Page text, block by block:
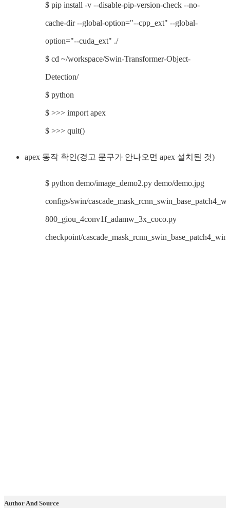
$ pip install -v --disable-pip-version-check --no-
cache-dir --global-option="--cpp_ext" --global-
option="--cuda_ext" ./
$ cd ~/workspace/Swin-Transformer-Object-
Detection/
$ python
$ >>> import apex
$ >>> quit()
apex 동작 확인(경고 문구가 안나오면 apex 설치된 것)
$ python demo/image_demo2.py demo/demo.jpg
configs/swin/
800_giou_4conv1f_adamw_3x_coco.py
checkpoint/
Author And Source